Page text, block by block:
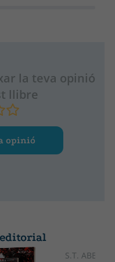
la teva opinió
llibre
opinió
S.T. ABBY